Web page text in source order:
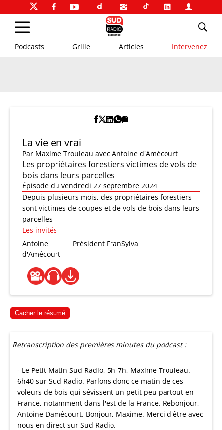
Podcasts Grille Articles Intervenez
La vie en vrai
Par Maxime Trouleau avec Antoine d'Amécourt
Les propriétaires forestiers victimes de vols de
bois dans leurs parcelles
Épisode du vendredi 27 septembre 2024
Depuis plusieurs mois, des propriétaires forestiers
sont victimes de coupes et de vols de bois dans leurs
parcelles
Les invités
Antoine
d'Amécourt
Président FranSylva
Cacher le résumé
Retranscription des premières minutes du podcast :
- Le Petit Matin Sud Radio, 5h-7h, Maxime Trouleau.
6h40 sur Sud Radio. Parlons donc ce matin de ces
voleurs de bois qui sévissent un petit peu partout en
France, notamment dans l'est de la France. Rebonjour,
Antoine Damécourt. Bonjour, Maxime. Merci d'être avec
nous en direct sur Sud Radio.